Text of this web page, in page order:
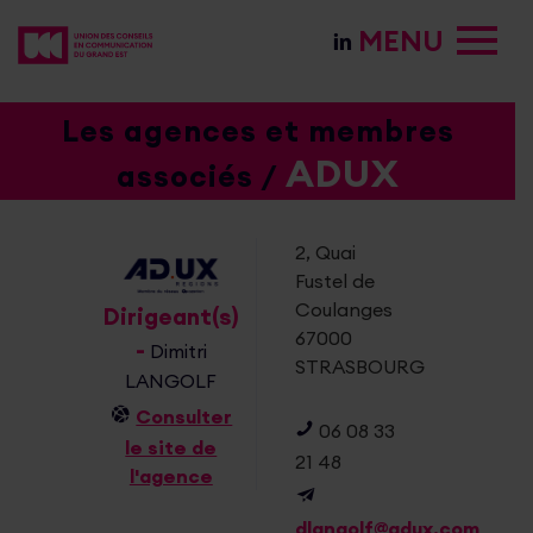
MENU
Les agences et membres
associés / ADUX
Dirigeant(s)
- Dimitri
LANGOLF
Consulter
le site de
l'agence
2, Quai
Fustel de
Coulanges
67000
STRASBOURG
06 08 33
21 48